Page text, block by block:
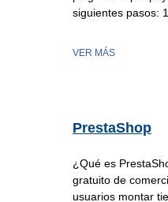
siguientes pasos:
VER MÁS
PrestaShop
¿Qué es
gratuito de
usuarios montar